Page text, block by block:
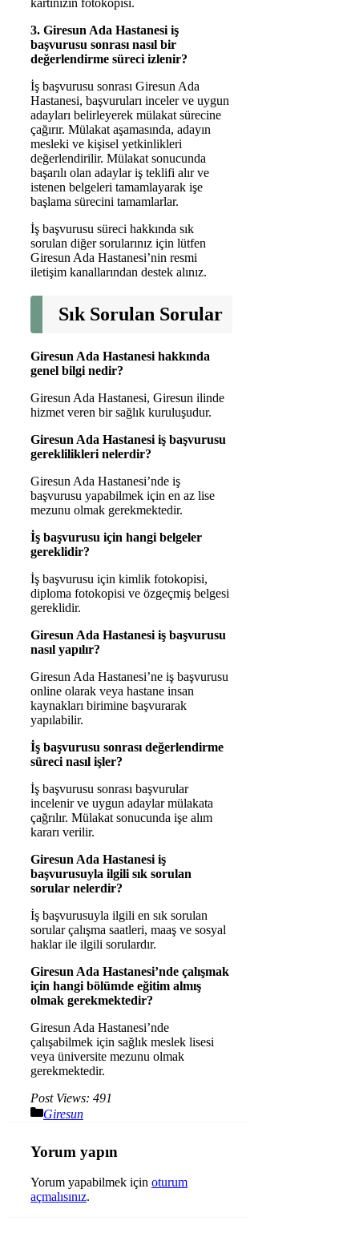
kartınızın fotokopisi.
3. Giresun Ada Hastanesi iş
başvurusu sonrası nasıl bir
değerlendirme süreci izlenir?
İş başvurusu sonrası Giresun Ada
Hastanesi, başvuruları inceler ve uygun
adayları belirleyerek mülakat sürecine
çağırır. Mülakat aşamasında, adayın
mesleki ve kişisel yetkinlikleri
değerlendirilir. Mülakat sonucunda
başarılı olan adaylar iş teklifi alır ve
istenen belgeleri tamamlayarak işe
başlama sürecini tamamlarlar.
İş başvurusu süreci hakkında sık
sorulan diğer sorularınız için lütfen
Giresun Ada Hastanesi’nin resmi
iletişim kanallarından destek alınız.
Sık Sorulan Sorular
Giresun Ada Hastanesi hakkında
genel bilgi nedir?
Giresun Ada Hastanesi, Giresun ilinde
hizmet veren bir sağlık kuruluşudur.
Giresun Ada Hastanesi iş başvurusu
gereklilikleri nelerdir?
Giresun Ada Hastanesi’nde iş
başvurusu yapabilmek için en az lise
mezunu olmak gerekmektedir.
İş başvurusu için hangi belgeler
gereklidir?
İş başvurusu için kimlik fotokopisi,
diploma fotokopisi ve özgeçmiş belgesi
gereklidir.
Giresun Ada Hastanesi iş başvurusu
nasıl yapılır?
Giresun Ada Hastanesi’ne iş başvurusu
online olarak veya hastane insan
kaynakları birimine başvurarak
yapılabilir.
İş başvurusu sonrası değerlendirme
süreci nasıl işler?
İş başvurusu sonrası başvurular
incelenir ve uygun adaylar mülakata
çağrılır. Mülakat sonucunda işe alım
kararı verilir.
Giresun Ada Hastanesi iş
başvurusuyla ilgili sık sorulan
sorular nelerdir?
İş başvurusuyla ilgili en sık sorulan
sorular çalışma saatleri, maaş ve sosyal
haklar ile ilgili sorulardır.
Giresun Ada Hastanesi’nde çalışmak
için hangi bölümde eğitim almış
olmak gerekmektedir?
Giresun Ada Hastanesi’nde
çalışabilmek için sağlık meslek lisesi
veya üniversite mezunu olmak
gerekmektedir.
Post Views: 491
Kategoriler
Giresun
Yorum yapın
Yorum yapabilmek için oturum
açmalısınız.